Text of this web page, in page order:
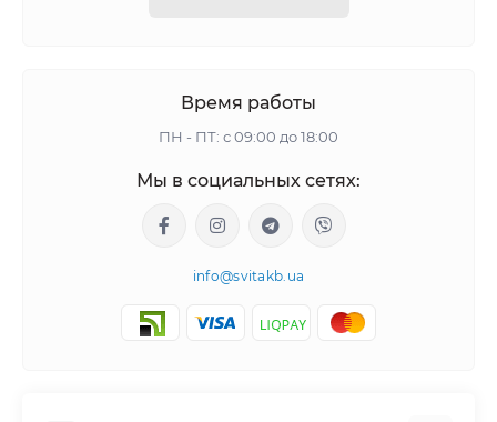
Время работы
ПН - ПТ: с 09:00 до 18:00
Мы в социальных сетях:
info@svitakb.ua